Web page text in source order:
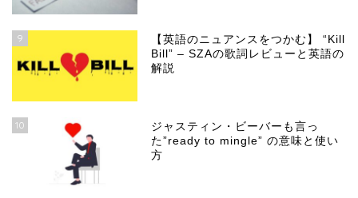
9
【英語のニュアンスをつかむ】 “Kill
Bill” – SZAの歌詞レビューと英語の
解説
10
ジャスティン・ビーバーも言っ
た”ready to mingle” の意味と使い
方